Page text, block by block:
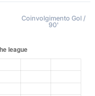
Coinvolgimento Gol /
90'